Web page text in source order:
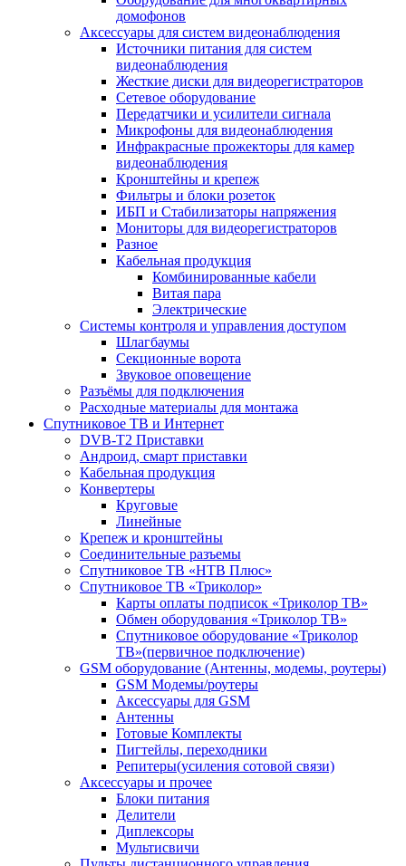
домофонов
Аксессуары для систем видеонаблюдения
Источники питания для систем
видеонаблюдения
Жесткие диски для видеорегистраторов
Сетевое оборудование
Передатчики и усилители сигнала
Микрофоны для видеонаблюдения
Инфракрасные прожекторы для камер
видеонаблюдения
Кронштейны и крепеж
Фильтры и блоки розеток
ИБП и Стабилизаторы напряжения
Мониторы для видеорегистраторов
Разное
Кабельная продукция
Комбинированные кабели
Витая пара
Электрические
Системы контроля и управления доступом
Шлагбаумы
Секционные ворота
Звуковое оповещение
Разъёмы для подключения
Расходные материалы для монтажа
Спутниковое ТВ и Интернет
DVB-Т2 Приставки
Андроид, смарт приставки
Кабельная продукция
Конвертеры
Круговые
Линейные
Крепеж и кронштейны
Соединительные разъемы
Спутниковое ТВ «НТВ Плюс»
Спутниковое ТВ «Триколор»
Карты оплаты подписок «Триколор ТВ»
Обмен оборудования «Триколор ТВ»
Спутниковое оборудование «Триколор
ТВ»(первичное подключение)
GSM оборудование (Антенны, модемы, роутеры)
GSM Модемы/роутеры
Аксессуары для GSM
Антенны
Готовые Комплекты
Пигтейлы, переходники
Репитеры(усиления сотовой связи)
Аксессуары и прочее
Блоки питания
Делители
Диплексоры
Мультисвичи